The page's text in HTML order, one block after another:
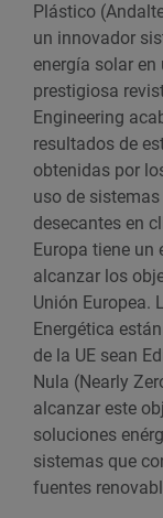
Plástico
un innovador
energía solar
prestigiosa
Engineering
resultados de
obtenidas por
uso de
desecantes en
Europa tiene un
alcanzar los
Unión Europea.
Energética
de la UE sean
Nula (Nearly
alcanzar este
soluciones
sistemas que
fuentes